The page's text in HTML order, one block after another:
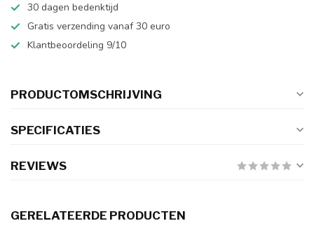
30 dagen bedenktijd
Gratis verzending vanaf 30 euro
Klantbeoordeling 9/10
PRODUCTOMSCHRIJVING
SPECIFICATIES
REVIEWS
GERELATEERDE PRODUCTEN